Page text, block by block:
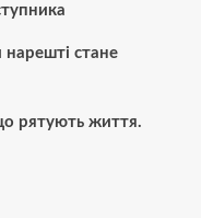
нарешті стане
рятують життя.